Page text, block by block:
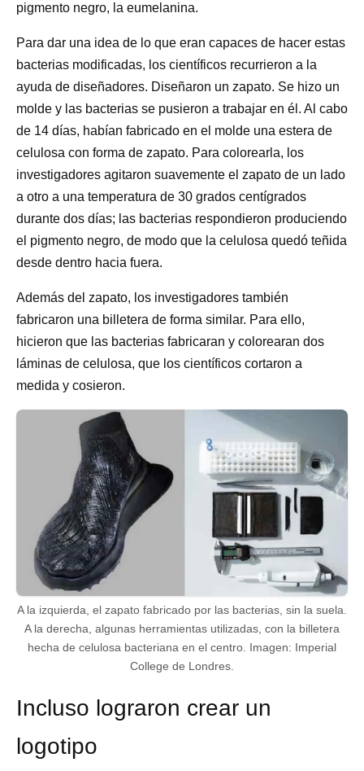
pigmento negro, la eumelanina.
Para dar una idea de lo que eran capaces de hacer estas
bacterias modificadas, los científicos recurrieron a la
ayuda de diseñadores. Diseñaron un zapato. Se hizo un
molde y las bacterias se pusieron a trabajar en él. Al cabo
de 14 días, habían fabricado en el molde una estera de
celulosa con forma de zapato. Para colorearla, los
investigadores agitaron suavemente el zapato de un lado
a otro a una temperatura de 30 grados centígrados
durante dos días; las bacterias respondieron produciendo
el pigmento negro, de modo que la celulosa quedó teñida
desde dentro hacia fuera.
Además del zapato, los investigadores también
fabricaron una billetera de forma similar. Para ello,
hicieron que las bacterias fabricaran y colorearan dos
láminas de celulosa, que los científicos cortaron a
medida y cosieron.
A la izquierda, el zapato fabricado por las bacterias, sin la suela.
A la derecha, algunas herramientas utilizadas, con la billetera
hecha de celulosa bacteriana en el centro. Imagen: Imperial
College de Londres.
Incluso lograron crear un
logotipo